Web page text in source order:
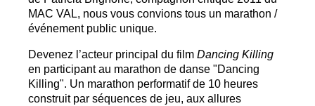
MAC VAL, nous vous convions tous un marathon /
événement public unique.
Devenez l’acteur principal du film Dancing Killing
en participant au marathon de danse "Dancing
Killing". Un marathon performatif de 10 heures
construit par séquences de jeu, aux allures